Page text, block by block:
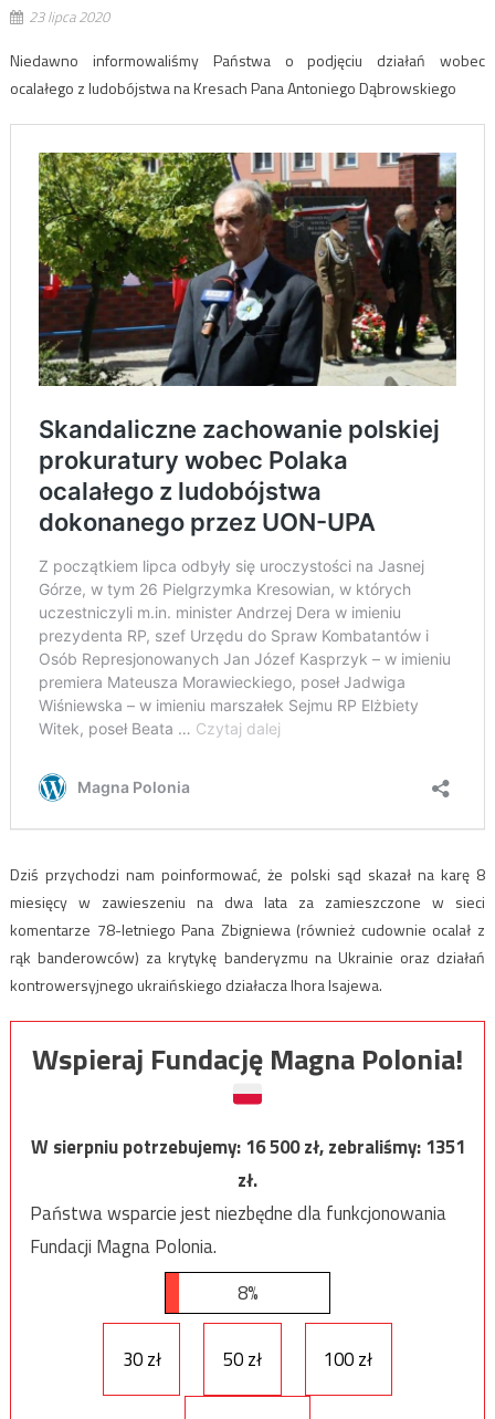
23 lipca 2020
Niedawno informowaliśmy Państwa o podjęciu działań wobec
ocalałego z ludobójstwa na Kresach Pana Antoniego Dąbrowskiego
Dziś przychodzi nam poinformować, że polski sąd skazał na karę 8
miesięcy w zawieszeniu na dwa lata za zamieszczone w sieci
komentarze 78-letniego Pana Zbigniewa (również cudownie ocalał z
rąk banderowców) za krytykę banderyzmu na Ukrainie oraz działań
kontrowersyjnego ukraińskiego działacza Ihora Isajewa.
Wspieraj Fundację Magna Polonia!
W sierpniu potrzebujemy:16 500zł, zebraliśmy:1351
zł.
Państwa wsparcie jest niezbędne dla funkcjonowania
Fundacji Magna Polonia.
8%
30 zł 50 zł 100 zł